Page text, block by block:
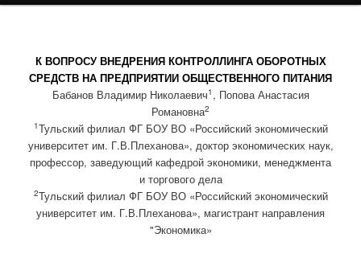
К ВОПРОСУ ВНЕДРЕНИЯ КОНТРОЛЛИНГА ОБОРОТНЫХ
СРЕДСТВ НА ПРЕДПРИЯТИИ ОБЩЕСТВЕННОГО ПИТАНИЯ
Бабанов Владимир Николаевич1 , Попова Анастасия
Романовна2
1Тульский филиал ФГ БОУ ВО «Российский экономический
университет им. Г.В.Плеханова», доктор экономических наук,
профессор, заведующий кафедрой экономики, менеджмента
и торгового дела
2Тульский филиал ФГ БОУ ВО «Российский экономический
университет им. Г.В.Плеханова», магистрант направления
"Экономика»